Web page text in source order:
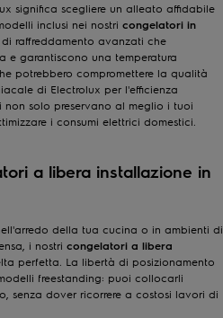
significa scegliere un alleato affidabile
inclusi nei nostri congelatori in
raffreddamento avanzati che
e garantiscono una temperatura
potrebbero compromettere la qualità
di Electrolux per l'efficienza
solo preservano al meglio i tuoi
i consumi elettrici domestici.
a libera installazione in
della tua cucina o in ambienti di
i nostri congelatori a libera
perfetta. La libertà di posizionamento
freestanding: puoi collocarli
senza dover ricorrere a costosi lavori di